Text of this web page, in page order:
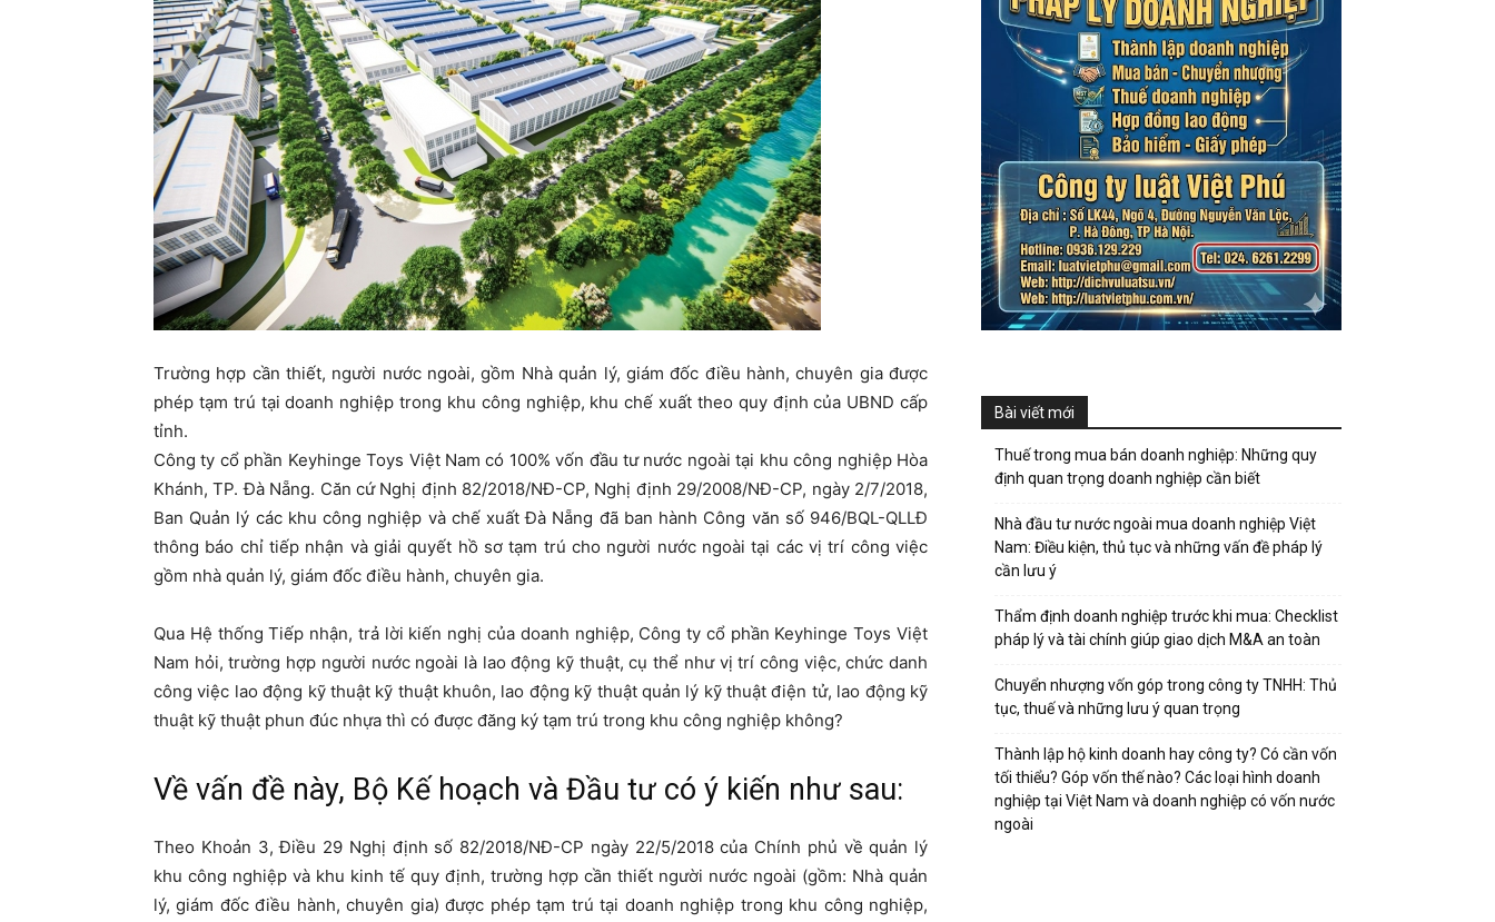
ty
Trường hợp cần thiết, người nước ngoài, gồm Nhà quản lý, giám đốc điều hành, chuyên gia được
phép tạm trú tại doanh nghiệp trong khu công nghiệp, khu chế xuất theo quy định của UBND cấp
tỉnh.
Công ty cổ phần Keyhinge Toys Việt Nam có 100% vốn đầu tư nước ngoài tại khu công nghiệp Hòa
Khánh, TP. Đà Nẵng. Căn cứ Nghị định 82/2018/NĐ-CP, Nghị định 29/2008/NĐ-CP, ngày 2/7/2018,
Ban Quản lý các khu công nghiệp và chế xuất Đà Nẵng đã ban hành Công văn số 946/BQL-QLLĐ
thông báo chỉ tiếp nhận và giải quyết hồ sơ tạm trú cho người nước ngoài tại các vị trí công việc
gồm nhà quản lý, giám đốc điều hành, chuyên gia.
Qua Hệ thống Tiếp nhận, trả lời kiến nghị của doanh nghiệp, Công ty cổ phần Keyhinge Toys Việt
Nam hỏi, trường hợp người nước ngoài là lao động kỹ thuật, cụ thể như vị trí công việc, chức danh
công việc lao động kỹ thuật kỹ thuật khuôn, lao động kỹ thuật quản lý kỹ thuật điện tử, lao động kỹ
thuật kỹ thuật phun đúc nhựa thì có được đăng ký tạm trú trong khu công nghiệp không?
Về vấn đề này, Bộ Kế hoạch và Đầu tư có ý kiến như sau:
Theo Khoản 3, Điều 29 Nghị định số 82/2018/NĐ-CP ngày 22/5/2018 của Chính phủ về quản lý
khu công nghiệp và khu kinh tế quy định, trường hợp cần thiết người nước ngoài (gồm: Nhà quản
lý, giám đốc điều hành, chuyên gia) được phép tạm trú tại doanh nghiệp trong khu công nghiệp,
Bài viết mới
Thuế trong mua bán doanh nghiệp: Những quy
định quan trọng doanh nghiệp cần biết
Nhà đầu tư nước ngoài mua doanh nghiệp Việt
Nam: Điều kiện, thủ tục và những vấn đề pháp lý
cần lưu ý
Thẩm định doanh nghiệp trước khi mua: Checklist
pháp lý và tài chính giúp giao dịch M&A an toàn
Chuyển nhượng vốn góp trong công ty TNHH: Thủ
tục, thuế và những lưu ý quan trọng
Thành lập hộ kinh doanh hay công ty? Có cần vốn
tối thiểu? Góp vốn thế nào? Các loại hình doanh
nghiệp tại Việt Nam và doanh nghiệp có vốn nước
ngoài